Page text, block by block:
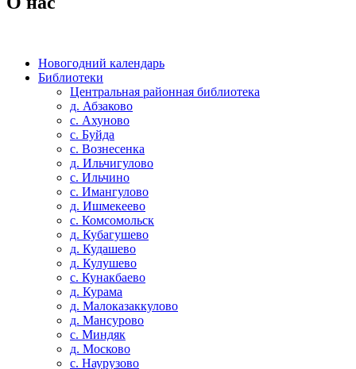
Новогодний календарь
Библиотеки
Центральная районная библиотека
д. Абзаково
с. Ахуново
с. Буйда
с. Вознесенка
д. Ильчигулово
с. Ильчино
с. Имангулово
д. Ишмекеево
с. Комсомольск
д. Кубагушево
д. Кудашево
д. Кулушево
с. Кунакбаево
д. Курама
д. Малоказаккулово
д. Мансурово
с. Миндяк
д. Москово
с. Наурузово